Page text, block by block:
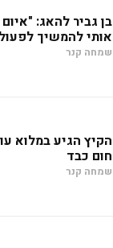
בן גביר להאג:
אותי להמשיך
שמחה קנר
הקיץ הגיע במלוא
חום כבד
שמחה קנר